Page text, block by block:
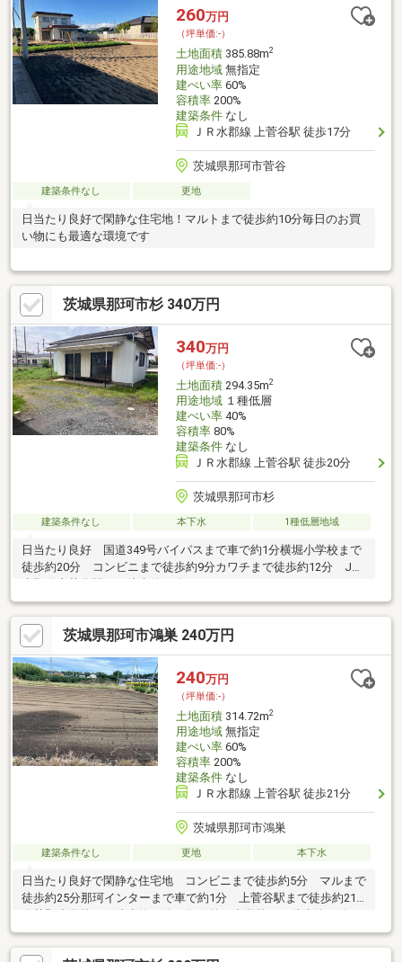
260万円
（坪単価:-）
土地面積385.88m2
用途地域無指定
建ぺい率60%
容積率200%
建築条件なし
ＪＲ水郡線 上菅谷駅 徒歩17分
茨城県那珂市菅谷
建築条件なし 更地
日当たり良好で閑静な住宅地！マルトまで徒歩約10分毎日のお買
い物にも最適な環境です
茨城県那珂市杉 340万円
340万円
（坪単価:-）
土地面積294.35m2
用途地域１種低層
建ぺい率40%
容積率80%
建築条件なし
ＪＲ水郡線 上菅谷駅 徒歩20分
茨城県那珂市杉
建築条件なし 本下水 1種低層地域
日当たり良好 国道349号バイパスまで車で約1分横堀小学校まで
徒歩約20分 コンビニまで徒歩約9分カワチまで徒歩約12分 JR
茨城県那珂市鴻巣 240万円
240万円
（坪単価:-）
土地面積314.72m2
用途地域無指定
建ぺい率60%
容積率200%
建築条件なし
ＪＲ水郡線 上菅谷駅 徒歩21分
茨城県那珂市鴻巣
建築条件なし 更地 本下水
日当たり良好で閑静な住宅地 コンビニまで徒歩約5分 マルまで
徒歩約25分那珂インターまで車で約1分 上菅谷駅まで徒歩約21